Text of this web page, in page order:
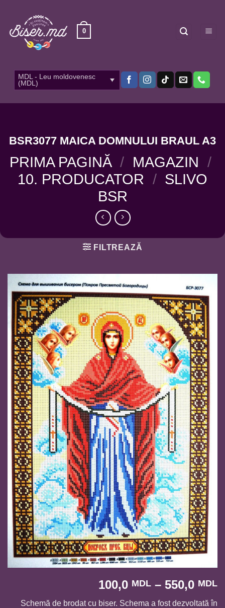
content
0
MDL - Leu moldovenesc
(MDL)
BSR3077 MAICA DOMNULUI BRAUL A3
PRIMA PAGINĂ / MAGAZIN /
10. PRODUCATOR / SLIVO
BSR
FILTREAZĂ
100,0 MDL – 550,0 MDL
Schemă de brodat cu biser. Schema a fost dezvoltată în